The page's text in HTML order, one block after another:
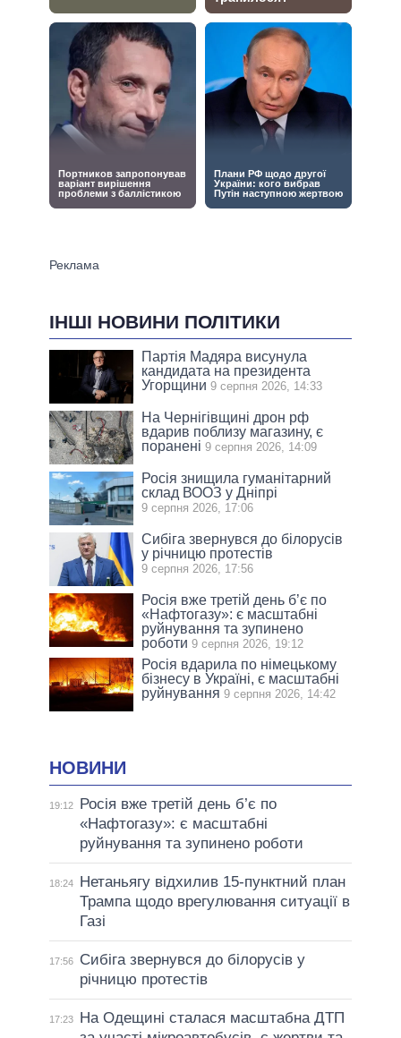
ІНШІ НОВИНИ ПОЛІТИКИ
Партія Мадяра висунула
кандидата на президента
Угорщини 9 серпня 2026, 14:33
На Чернігівщині дрон рф
вдарив поблизу магазину, є
поранені 9 серпня 2026, 14:09
Росія знищила гуманітарний
склад ВООЗ у Дніпрі
9 серпня 2026, 17:06
Сибіга звернувся до білорусів
у річницю протестів
9 серпня 2026, 17:56
Росія вже третій день б’є по
«Нафтогазу»: є масштабні
руйнування та зупинено
роботи 9 серпня 2026, 19:12
Росія вдарила по німецькому
бізнесу в Україні, є масштабні
руйнування 9 серпня 2026, 14:42
НОВИНИ
19:12
Росія вже третій день б’є по
«Нафтогазу»: є масштабні
руйнування та зупинено роботи
18:24
Нетаньягу відхилив 15-пунктний план
Трампа щодо врегулювання ситуації в
Газі
17:56
Сибіга звернувся до білорусів у
річницю протестів
17:23
На Одещині сталася масштабна ДТП